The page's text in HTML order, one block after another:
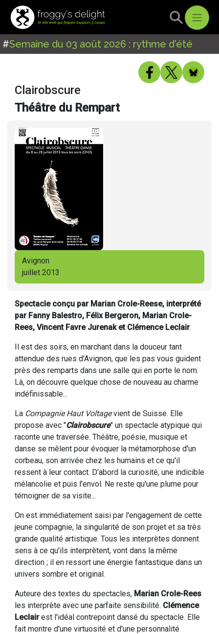
#Semaine du 03 août 2026 : rythme d'été
Clairobscure
Théâtre du Rempart
Avignon
juillet 2013
Spectacle conçu par Marian Crole-Reese, interprété
par Fanny Balestro, Félix Bergeron, Marian Crole-
Rees, Vincent Favre Jurenak et Clémence Leclair.
Il est des soirs, en marchant dans la douceur tant
attendue des rues d'Avignon, que les pas vous guident
près des remparts dans une salle qui en porte le nom.
Là, on découvre quelque chose de nouveau au charme
indéfinissable...
La Compagnie Haut Voltagevient de Suisse. Elle
propose avec "Clairobscure" un spectacle atypique qui
raconte une traversée. Théâtre, poésie, musique et
danse se mêlent pour évoquer la métamorphose d'un
corbeau, son arrivée chez les humains et ce qu'il
ressent à leur contact. D'abord la curiosité, une indicible
mélancolie et puis l'envol. Ne reste qu'une plume pour
témoigner de sa visite...
On est immédiatement saisi par l'engagement de cette
jeune compagnie, la singularité de son projet et sa très
grande qualité artistique. Tous les interprètes donnent
sens à ce qu'ils interprètent, vont dans la même
direction ; il en ressort une énergie fantastique dans un
univers sombre et original.
Auteure des textes du spectacles, Marian Crole-Rees
les interprète avec une parfaite sensibilité. Clémence
Leclairest l'idéal contrepoint dansé du spectacle. Elle
fait montre d'une virtuosité et d'une personnalité